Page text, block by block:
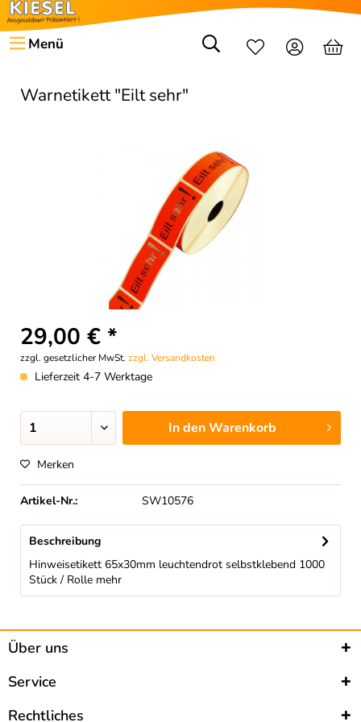
Menü
Warnetikett "Eilt sehr"
29,00 € *
zzgl. gesetzlicher MwSt. zzgl. Versandkosten
Lieferzeit 4-7 Werktage
In denWarenkorb
Merken
Artikel-Nr.: SW10576
Beschreibung
Hinweisetikett 65x30mm leuchtendrot selbstklebend 1000
Stück / Rolle mehr
Über uns
Service
Rechtliches